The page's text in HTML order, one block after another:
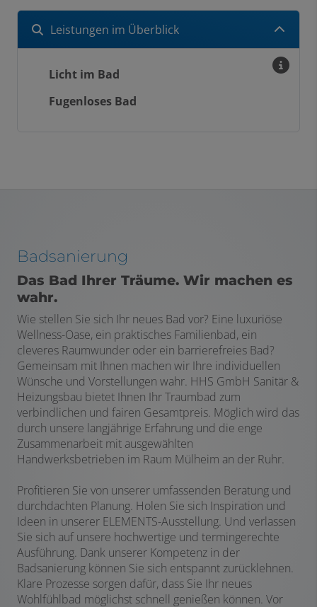
Leistungen im Überblick
Licht im Bad
Fugenloses Bad
Badsanierung
Das Bad Ihrer Träume. Wir machen es
wahr.
Wie stellen Sie sich Ihr neues Bad vor? Eine luxuriöse
Wellness-Oase, ein praktisches Familienbad, ein
cleveres Raumwunder oder ein barrierefreies Bad?
Gemeinsam mit Ihnen machen wir Ihre individuellen
Wünsche und Vorstellungen wahr. HHS GmbH Sanitär &
Heizungsbau bietet Ihnen Ihr Traumbad zum
verbindlichen und fairen Gesamtpreis. Möglich wird das
durch unsere langjährige Erfahrung und die enge
Zusammenarbeit mit ausgewählten
Handwerksbetrieben im Raum Mülheim an der Ruhr.
Profitieren Sie von unserer umfassenden Beratung und
durchdachten Planung. Holen Sie sich Inspiration und
Ideen in unserer ELEMENTS-Ausstellung. Und verlassen
Sie sich auf unsere hochwertige und termingerechte
Ausführung. Dank unserer Kompetenz in der
Badsanierung können Sie sich entspannt zurücklehnen.
Klare Prozesse sorgen dafür, dass Sie Ihr neues
Wohlfühlbad möglichst schnell genießen können. Vor